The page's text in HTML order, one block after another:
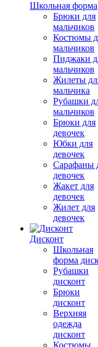
Школьная форма
Брюки для
мальчиков
Костюмы
мальчиков
Пиджаки
мальчиков
Жилеты
мальчика
Рубашки
мальчиков
Брюки для
девочек
Юбки для
девочек
Сарафаны
девочек
Жакет для
девочек
Жилет для
девочек
Дисконт
Школьная
форма
Рубашки
дисконт
Брюки
дисконт
Верхняя
одежда
дисконт
Костюмы